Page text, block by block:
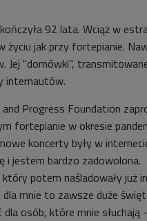
92 lata. Wciąż w
jak przy fortepianie.
Jej "domówki",
internautów.
Progress Foundation
fortepianie w okresie
koncerty były w
i jestem bardzo zadowolona.
potem naśladowały już
mnie to zawsze duże
osób, które mnie słuchają